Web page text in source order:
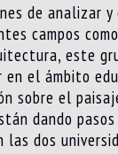
de analizar y
campos
este
en el ámbito
sobre el
dando
las dos